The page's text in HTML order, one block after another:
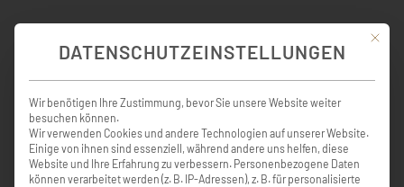
Alles Gute liebe Maria für deine letzte Reise.
Der Trauerfamilie unser aufrichtiges Beileid
und viel Kraft für die kommende Zeit. Fam.
Hermann Haberl
Mit
DATENSCHUTZEINSTELLUNGEN
Wir benötigen Ihre Zustimmung, bevor Sie unsere Website weiter
besuchen können.
Wir verwenden Cookies und andere Technologien auf unserer Website.
Einige von ihnen sind essenziell, während andere uns helfen, diese
Website und Ihre Erfahrung zu verbessern. Personenbezogene Daten
können verarbeitet werden (z. B. IP-Adressen), z. B. für personalisierte